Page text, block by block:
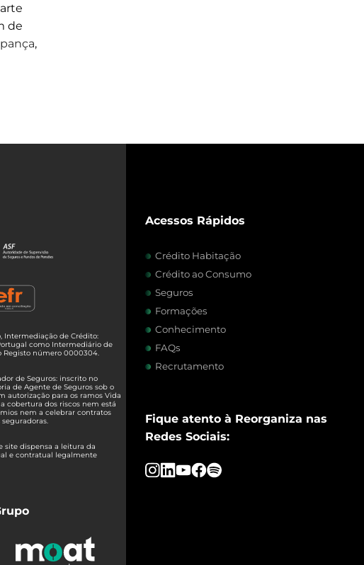
de
,
Intermediação de Crédito:
como Intermediário de
Registo número 0000304.
de Seguros: inscrito no
de Agente de Seguros sob o
autorização para os ramos Vida
cobertura dos riscos nem está
nem a celebrar contratos
site dispensa a leitura da
e contratual legalmente
Acessos Rápidos
Crédito Habitação
Crédito ao Consumo
Seguros
Formações
Conhecimento
FAQs
Recrutamento
Fique atento à Reorganiza nas
Redes Sociais: